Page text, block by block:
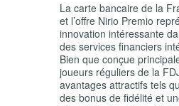
La carte bancaire de la
et l’offre Nirio Premio
innovation intéressante
des services financiers
Bien que conçue
joueurs réguliers de la
avantages attractifs tels
des bonus de fidélité et